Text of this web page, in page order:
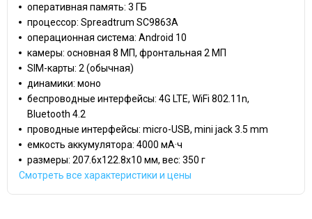
оперативная память: 3 ГБ
процессор: Spreadtrum SC9863A
операционная система: Android 10
камеры: основная 8 МП, фронтальная 2 МП
SIM-карты: 2 (обычная)
динамики: моно
беспроводные интерфейсы: 4G LTE, WiFi 802.11n,
Bluetooth 4.2
проводные интерфейсы: micro-USB, mini jack 3.5 mm
емкость аккумулятора: 4000 мА·ч
размеры: 207.6x122.8x10 мм, вес: 350 г
Смотреть все характеристики и цены